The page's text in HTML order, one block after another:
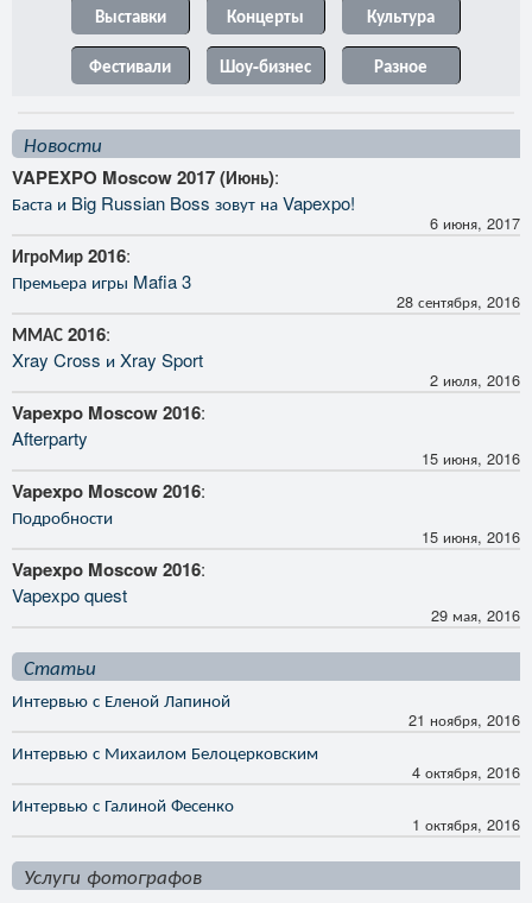
Выставки Концерты
Культура
Фестивали
Шоу-бизнес Разное
Новости
VAPEXPO Moscow 2017 (Июнь):
Баста и Big Russian Boss зовут на Vapexpo!
6 июня, 2017
ИгроМир 2016:
Премьера игры Mafia 3
28 сентября, 2016
ММАС 2016:
Xray Cross и Xray Sport
2 июля, 2016
Vapexpo Moscow 2016:
Afterparty
15 июня, 2016
Vapexpo Moscow 2016:
Подробности
15 июня, 2016
Vapexpo Moscow 2016:
Vapexpo quest
29 мая, 2016
Статьи
Интервью с Еленой Лапиной
21 ноября, 2016
Интервью с Михаилом Белоцерковским
4 октября, 2016
Интервью с Галиной Фесенко
1 октября, 2016
Услуги фотографов